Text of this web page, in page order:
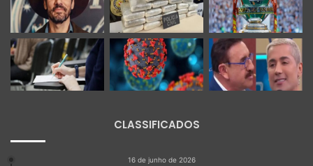
CLASSIFICADOS
16 de junho de 2026